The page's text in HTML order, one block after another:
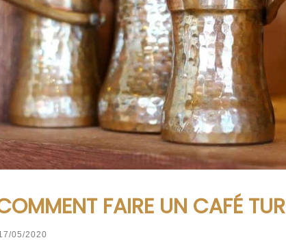
FAIRE UN CAFÉ
05/2020